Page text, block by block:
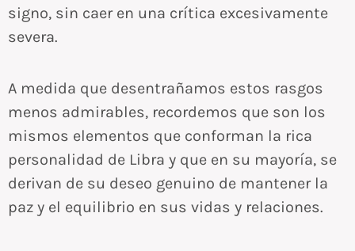
signo, sin caer en una crítica excesivamente
severa.
A medida que desentrañamos estos rasgos
menos admirables, recordemos que son los
mismos elementos que conforman la rica
personalidad de Libra y que en su mayoría, se
derivan de su deseo genuino de mantener la
paz y el equilibrio en sus vidas y relaciones.